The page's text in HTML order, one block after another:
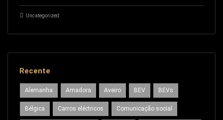
Uncategorized
Recente
Alemanha Amadora Aveiro BEV BEVs
Bélgica Carros eléctricos Comunicação social